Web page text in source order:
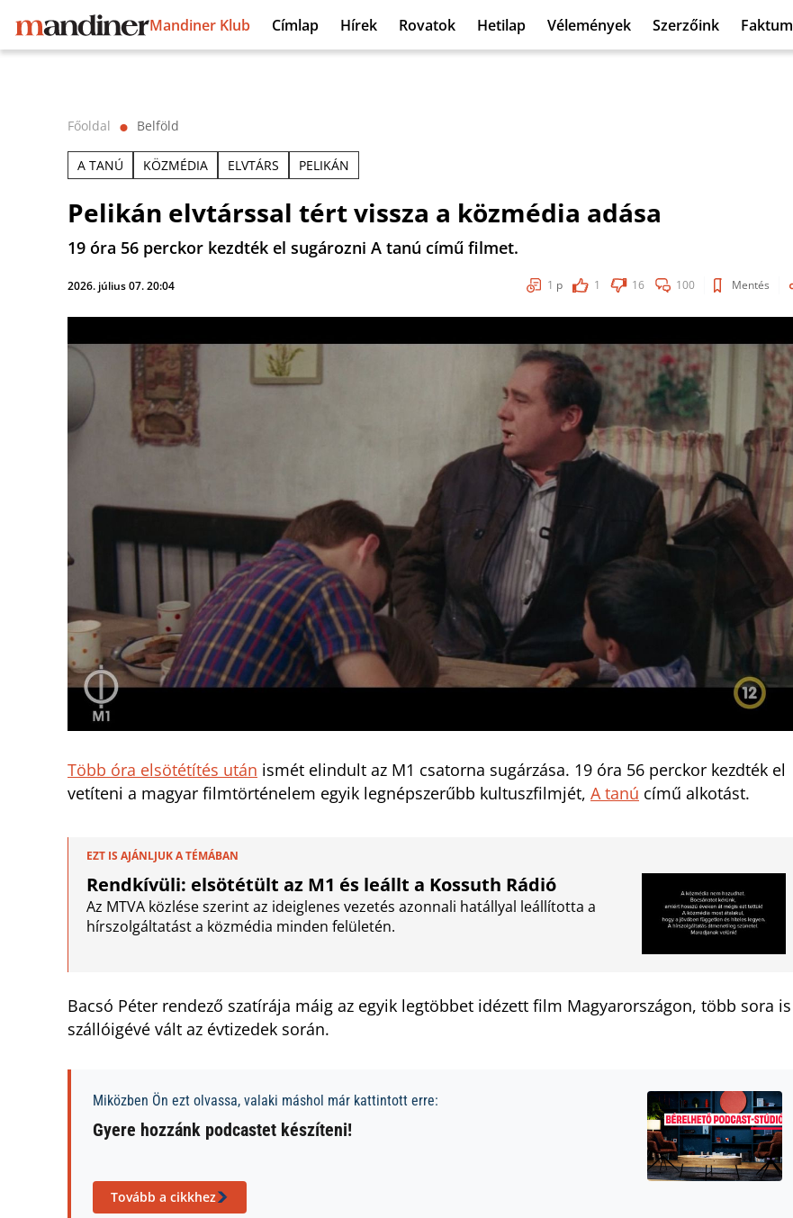
Mandiner Klub Címlap Hírek Rovatok Hetilap Vélemények Szerzőink Faktum
Főoldal ⬤ Belföld
A TANÚ KÖZMÉDIA ELVTÁRS PELIKÁN
Pelikán elvtárssal tért vissza a közmédia adása
19 óra 56 perckor kezdték el sugározni A tanú című filmet.
2026. július 07. 20:04 1 p 1 16 100 Mentés
Több óra elsötétítés után ismét elindult az M1 csatorna sugárzása. 19 óra 56 perckor kezdték el
vetíteni a magyar filmtörténelem egyik legnépszerűbb kultuszfilmjét, A tanú című alkotást.
EZT IS AJÁNLJUK A TÉMÁBAN
Rendkívüli: elsötétült az M1 és leállt a Kossuth Rádió
Az MTVA közlése szerint az ideiglenes vezetés azonnali hatállyal leállította a
hírszolgáltatást a közmédia minden felületén.
Bacsó Péter rendező szatírája máig az egyik legtöbbet idézett film Magyarországon, több sora is
szállóigévé vált az évtizedek során.
Miközben Ön ezt olvassa, valaki máshol már kattintott erre:
Gyere hozzánk podcastet készíteni!
Tovább a cikkhez